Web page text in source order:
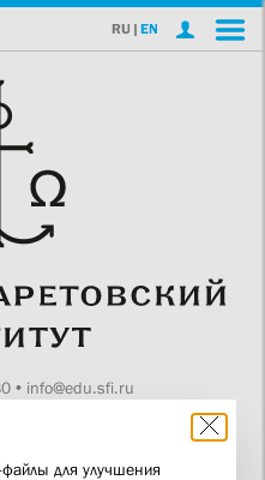
RU | EN
• info@edu.sfi.ru
для улучшения